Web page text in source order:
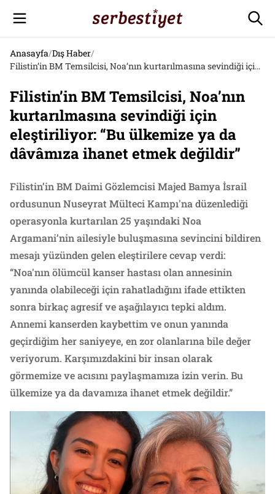
Anasayfa/Dış Haber/
Filistin’in BM Temsilcisi, Noa’nın kurtarılmasına sevindiği için eleştiriliyor: “Bu ülkemize ya da dâvâmıza ihanet etmek değildir”
Filistin’in BM Temsilcisi, Noa’nın
kurtarılmasına sevindiği için
eleştiriliyor: “Bu ülkemize ya da
dâvâmıza ihanet etmek değildir”
Filistin’in BM Daimi Gözlemcisi Majed Bamya İsrail
ordusunun Nuseyrat Mülteci Kampı'na düzenlediği
operasyonla kurtarılan 25 yaşındaki Noa
Argamani’nin ailesiyle buluşmasına sevincini bildiren
mesajı yüzünden gelen eleştirilere cevap verdi:
“Noa'nın ölümcül kanser hastası olan annesinin
yanında olabileceği için rahatladığını ifade ettikten
sonra birkaç agresif ve aşağılayıcı tepki aldım.
Annemi kanserden kaybettim ve onun yanında
geçirdiğim her saniyeye, en zor olanlarına bile değer
veriyorum. Karşımızdakini bir insan olarak
görmemize ve acısını paylaşmamıza izin verin. Bu
ülkemize ya da davamıza ihanet etmek değildir.”